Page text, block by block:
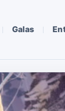
Galas